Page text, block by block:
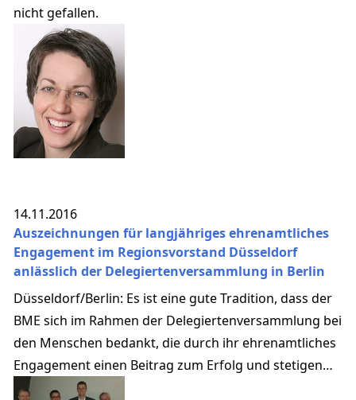
nicht gefallen.
14.11.2016
Auszeichnungen für langjähriges ehrenamtliches
Engagement im Regionsvorstand Düsseldorf
anlässlich der Delegiertenversammlung in Berlin
Düsseldorf/Berlin: Es ist eine gute Tradition, dass der
BME sich im Rahmen der Delegiertenversammlung bei
den Menschen bedankt, die durch ihr ehrenamtliches
Engagement einen Beitrag zum Erfolg und stetigen
Wachstum des BME leisten.